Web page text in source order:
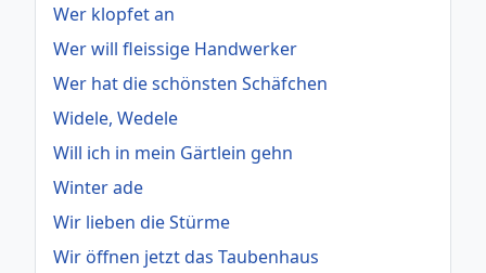
Wer klopfet an
Wer will fleissige Handwerker
Wer hat die schönsten Schäfchen
Widele, Wedele
Will ich in mein Gärtlein gehn
Winter ade
Wir lieben die Stürme
Wir öffnen jetzt das Taubenhaus